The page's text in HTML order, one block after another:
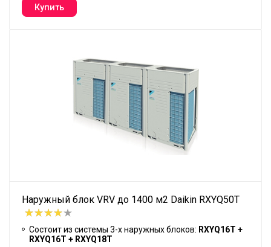
Наружный блок VRV до 1400 м2 Daikin RXYQ50T
Состоит из системы 3-х наружных блоков: RXYQ16T +
RXYQ16T + RXYQ18T